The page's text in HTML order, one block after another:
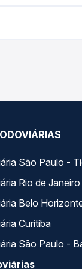
garante a
São Paulo -
Rio de
Belo
Curitiba
São Paulo -